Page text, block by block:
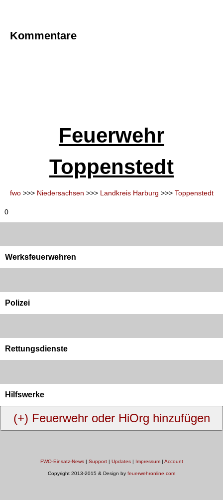
Kommentare
Feuerwehr
Toppenstedt
fwo>>> Niedersachsen >>> Landkreis Harburg >>> Toppenstedt
0
Werksfeuerwehren
Polizei
Rettungsdienste
Hilfswerke
FWO-Einsatz-News| Support| Updates| Impressum| Account
Copyright 2013-2015 & Design by feuerwehronline.com